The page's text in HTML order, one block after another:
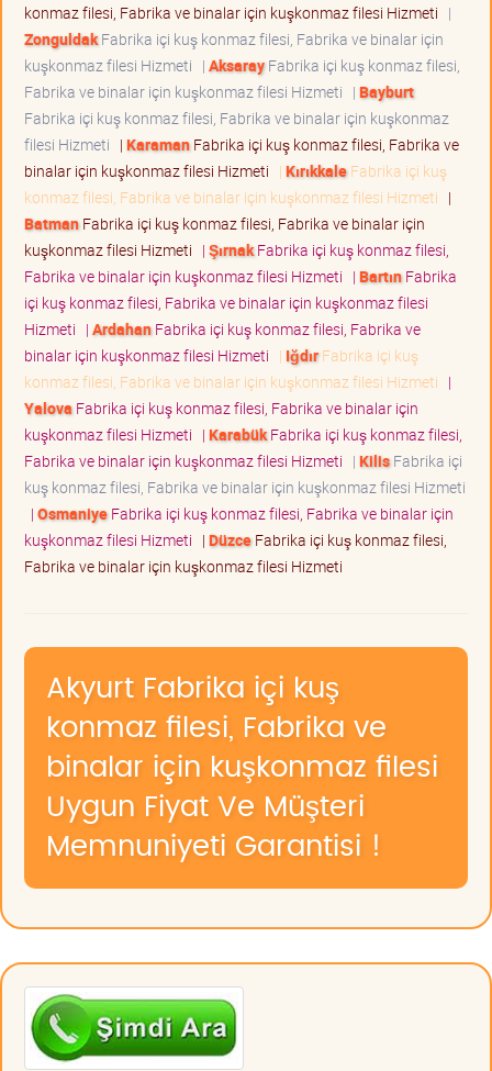
konmaz filesi, Fabrika ve binalar için kuşkonmaz filesi Hizmeti |
ZonguldakFabrika içi kuş konmaz filesi, Fabrika ve binalar için
kuşkonmaz filesi Hizmeti | AksarayFabrika içi kuş konmaz filesi,
Fabrika ve binalar için kuşkonmaz filesi Hizmeti | Bayburt
Fabrika içi kuş konmaz filesi, Fabrika ve binalar için kuşkonmaz
filesi Hizmeti | KaramanFabrika içi kuş konmaz filesi, Fabrika ve
binalar için kuşkonmaz filesi Hizmeti | KırıkkaleFabrika içi kuş
konmaz filesi, Fabrika ve binalar için kuşkonmaz filesi Hizmeti |
BatmanFabrika içi kuş konmaz filesi, Fabrika ve binalar için
kuşkonmaz filesi Hizmeti | ŞırnakFabrika içi kuş konmaz filesi,
Fabrika ve binalar için kuşkonmaz filesi Hizmeti | BartınFabrika
içi kuş konmaz filesi, Fabrika ve binalar için kuşkonmaz filesi
Hizmeti | ArdahanFabrika içi kuş konmaz filesi, Fabrika ve
binalar için kuşkonmaz filesi Hizmeti | IğdırFabrika içi kuş
konmaz filesi, Fabrika ve binalar için kuşkonmaz filesi Hizmeti |
Yalova Fabrika içi kuş konmaz filesi, Fabrika ve binalar için
kuşkonmaz filesi Hizmeti | KarabükFabrika içi kuş konmaz filesi,
Fabrika ve binalar için kuşkonmaz filesi Hizmeti | KilisFabrika içi
kuş konmaz filesi, Fabrika ve binalar için kuşkonmaz filesi Hizmeti
| OsmaniyeFabrika içi kuş konmaz filesi, Fabrika ve binalar için
kuşkonmaz filesi Hizmeti | DüzceFabrika içi kuş konmaz filesi,
Fabrika ve binalar için kuşkonmaz filesi Hizmeti
Akyurt Fabrika içi kuş
konmaz filesi, Fabrika ve
binalar için kuşkonmaz filesi
Uygun Fiyat Ve Müşteri
Memnuniyeti Garantisi !